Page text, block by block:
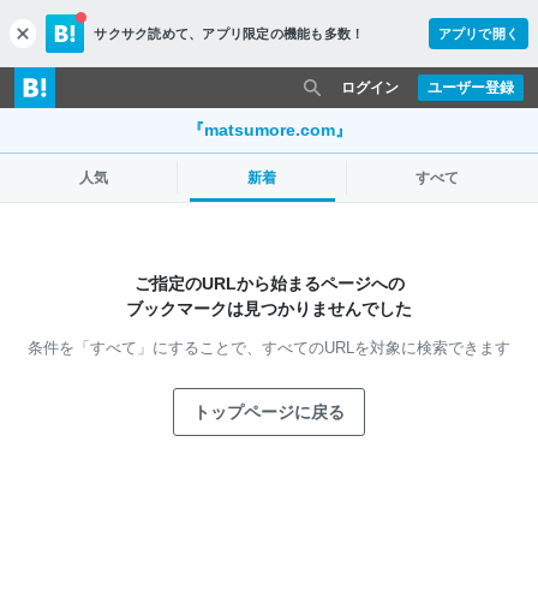
c
l
o
s
サクサク読めて、 アプリ限定の機能も多数！ アプリで開く
ユーザー登録
ログイン
『matsumore.com』
人気 新着 すべて
ご指定のURLから始まるページへの
ブックマークは見つかりませんでした
条件を「すべて」にすることで、 すべてのURLを対象に検索できます
トップページに戻る